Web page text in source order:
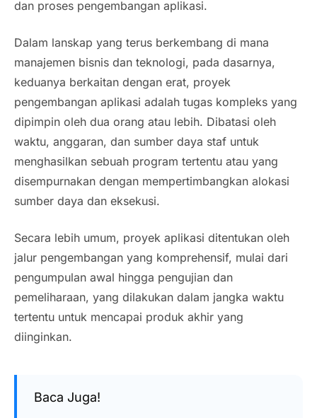
dan proses pengembangan aplikasi.
Dalam lanskap yang terus berkembang di mana
manajemen bisnis dan teknologi, pada dasarnya,
keduanya berkaitan dengan erat, proyek
pengembangan aplikasi adalah tugas kompleks yang
dipimpin oleh dua orang atau lebih. Dibatasi oleh
waktu, anggaran, dan sumber daya staf untuk
menghasilkan sebuah program tertentu atau yang
disempurnakan dengan mempertimbangkan alokasi
sumber daya dan eksekusi.
Secara lebih umum, proyek aplikasi ditentukan oleh
jalur pengembangan yang komprehensif, mulai dari
pengumpulan awal hingga pengujian dan
pemeliharaan, yang dilakukan dalam jangka waktu
tertentu untuk mencapai produk akhir yang
diinginkan.
Baca Juga!